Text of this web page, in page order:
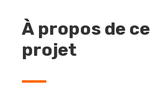
À propos de ce
projet